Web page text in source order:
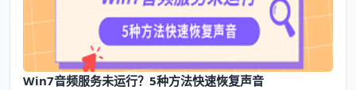
Win7音频服务未运行？5种方法快速恢复声音